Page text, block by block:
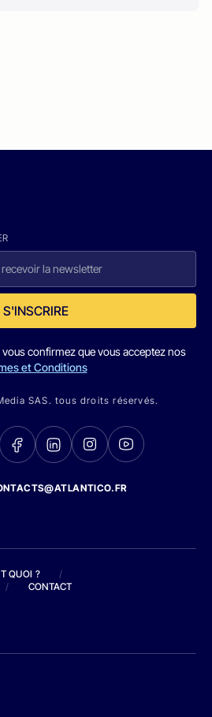
S'INSCRIRE
confirmez que vous acceptez nos
et Conditions
SAS. tous droits réservés.
QUOI ?
/
/ CONTACT